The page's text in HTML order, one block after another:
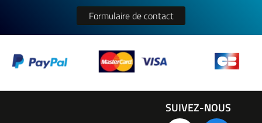
Formulaire de contact
SUIVEZ-NOUS